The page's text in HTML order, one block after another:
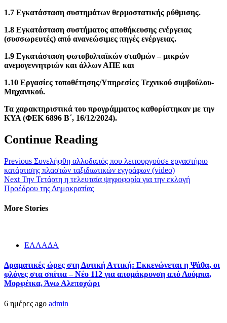
1.7 Εγκατάσταση συστημάτων θερμοστατικής ρύθμισης.
1.8 Εγκατάσταση συστήματος αποθήκευσης ενέργειας
(συσσωρευτές) από ανανεώσιμες πηγές ενέργειας.
1.9 Εγκατάσταση φωτοβολταϊκών σταθμών – μικρών
ανεμογεννητριών και άλλων ΑΠΕ και
1.10 Εργασίες τοποθέτησης/Υπηρεσίες Τεχνικού συμβούλου-
Μηχανικού.
Τα χαρακτηριστικά του προγράμματος καθορίστηκαν με την
ΚΥΑ (ΦΕΚ 6896 Β΄, 16/12/2024).
Continue Reading
Previous Συνελήφθη αλλοδαπός που λειτουργούσε εργαστήριο
κατάρτισης πλαστών ταξιδιωτικών εγγράφων (video)
Next Την Τετάρτη η τελευταία ψηφοφορία για την εκλογή
Προέδρου της Δημοκρατίας
More Stories
ΕΛΛΑΔΑ
Δραματικές ώρες στη Δυτική Αττική: Εκκενώνεται η Ψάθα, οι
φλόγες στα σπίτια – Νέο 112 για απομάκρυνση από Λούμπα,
Μορφέικα, Άνω Αλεποχώρι
6 ημέρες ago admin